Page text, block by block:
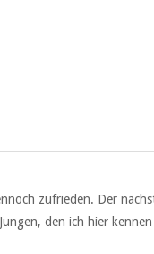
zufrieden. Der
den ich hier kennen